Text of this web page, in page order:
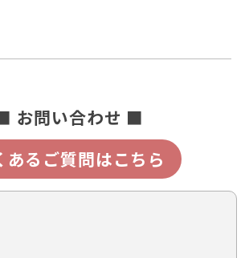
お問い合わせ ■
あるご質問はこちら